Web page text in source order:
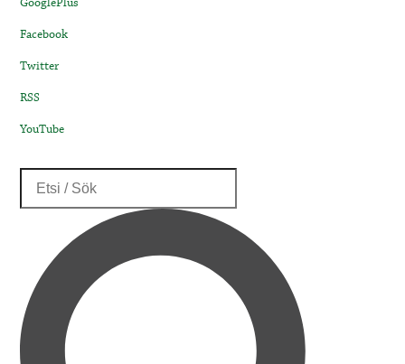
Facebook
Twitter
RSS
YouTube